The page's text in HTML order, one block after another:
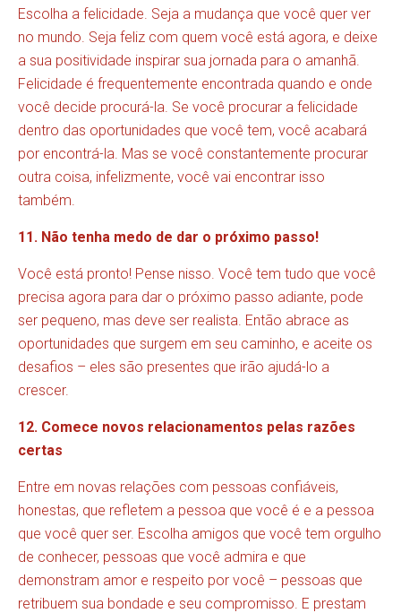
Escolha a felicidade. Seja a mudança que você quer ver
no mundo. Seja feliz com quem você está agora, e deixe
a sua positividade inspirar sua jornada para o amanhã.
Felicidade é frequentemente encontrada quando e onde
você decide procurá-la. Se você procurar a felicidade
dentro das oportunidades que você tem, você acabará
por encontrá-la. Mas se você constantemente procurar
outra coisa, infelizmente, você vai encontrar isso
também.
11. Não tenha medo de dar o próximo passo!
Você está pronto! Pense nisso. Você tem tudo que você
precisa agora para dar o próximo passo adiante, pode
ser pequeno, mas deve ser realista. Então abrace as
oportunidades que surgem em seu caminho, e aceite os
desafios – eles são presentes que irão ajudá-lo a
crescer.
12. Comece novos relacionamentos pelas razões
certas
Entre em novas relações com pessoas confiáveis​​,
honestas, que refletem a pessoa que você é e a pessoa
que você quer ser. Escolha amigos que você tem orgulho
de conhecer, pessoas que você admira e que
demonstram amor e respeito por você – pessoas que
retribuem sua bondade e seu compromisso. E prestam